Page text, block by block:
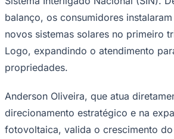
balanço, os consumidores
novos sistemas solares no primeiro
Logo, expandindo o atendimento
propriedades.
Anderson Oliveira, que atua
direcionamento estratégico e na
fotovoltaica, valida o crescimento